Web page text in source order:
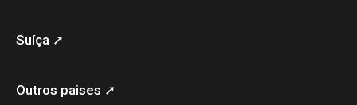
Suíça ➚
Outros paises ➚